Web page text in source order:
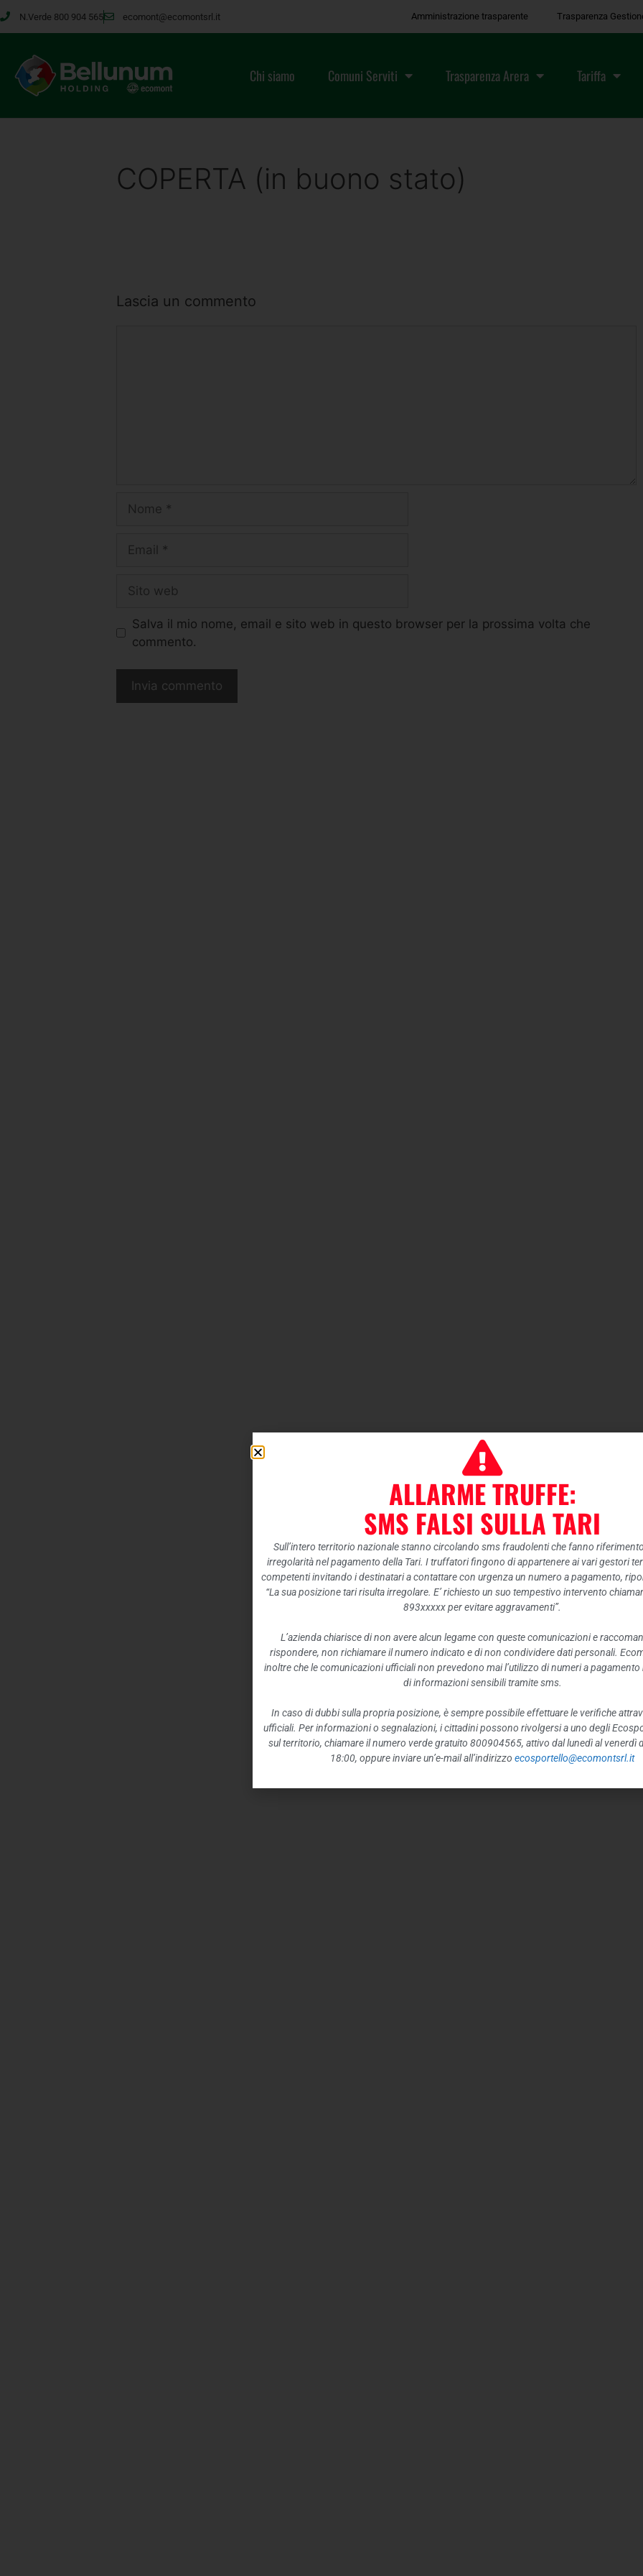
N.Verde 800 904 565 ecomont@ecomontsrl.it Amministrazione trasparente Trasparenza
Chi siamo Comuni Serviti Trasparenza Arera Tariffa
COPERTA (in buono stato)
Lascia un commento
Salva il mio nome, email e sito web in questo browser per la prossima volta che
commento.
ALLARME TRUFFE:
SMS FALSI SULLA TARI
Sull’intero territorio nazionale stanno circolando sms fraudolenti che fanno
irregolarità nel pagamento della Tari. I truffatori fingono di appartenere ai vari gestori
competenti invitando i destinatari a contattare con urgenza un numero a pagamento,
“La sua posizione tari risulta irregolare. E’ richiesto un suo tempestivo intervento
893xxxxx per evitare aggravamenti”.
L’azienda chiarisce di non avere alcun legame con queste comunicazioni e
rispondere, non richiamare il numero indicato e di non condividere dati personali.
inoltre che le comunicazioni ufficiali non prevedono mai l’utilizzo di numeri a pagamento
di informazioni sensibili tramite sms.
In caso di dubbi sulla propria posizione, è sempre possibile effettuare le verifiche
ufficiali. Per informazioni o segnalazioni, i cittadini possono rivolgersi a uno degli
sul territorio, chiamare il numero verde gratuito 800904565, attivo dal lunedì al venerdì
18:00, oppure inviare un’e-mail all’indirizzo ecosportello@ecomontsrl.it